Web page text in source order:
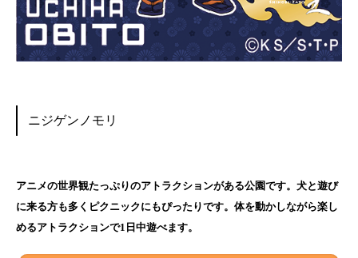
ニジゲンノモリ
アニメの世界観たっぷりのアトラクションがある公園です。犬と遊び
に来る方も多くピクニックにもぴったりです。体を動かしながら楽し
めるアトラクションで1日中遊べます。